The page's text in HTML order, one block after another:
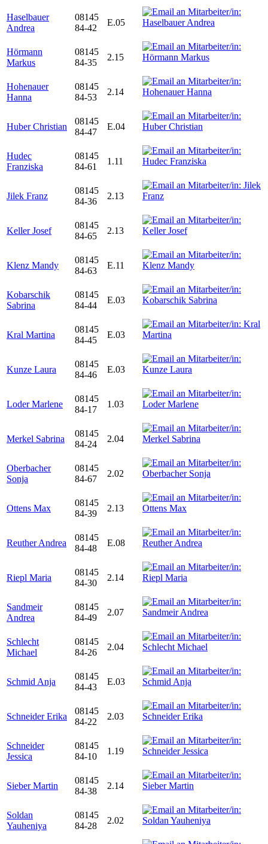
Haselbauer
Andrea
08145
84-42
E.05
Hörmann
Markus
08145
84-35
2.15
Hohenauer
Hanna
08145
84-53
2.14
Huber Christian
08145
84-47
E.04
Hudec
Franziska
08145
84-61
1.11
Jilek Franz
08145
84-36
2.13
Keller Josef
08145
84-65
2.13
Klenz Mandy
08145
84-63
E.11
Kobarschik
Sabrina
08145
84-44
E.03
Kral Martina
08145
84-45
E.03
Kunze Laura
08145
84-46
E.03
Loder Marlene
08145
84-17
1.03
Merkel Sabrina
08145
84-24
2.04
Oberbacher
Sonja
08145
84-67
2.02
Ottens Max
08145
84-39
2.13
Reuther Andrea
08145
84-48
E.08
Riepl Maria
08145
84-30
2.14
Sandmeir
Andrea
08145
84-49
2.07
Schlecht
Michael
08145
84-26
2.04
Schmid Anja
08145
84-43
E.03
Schneider Erika
08145
84-22
2.03
Schneider
Jessica
08145
84-10
1.19
Sieber Martin
08145
84-38
2.14
Soldan
Yauheniya
08145
84-28
2.02